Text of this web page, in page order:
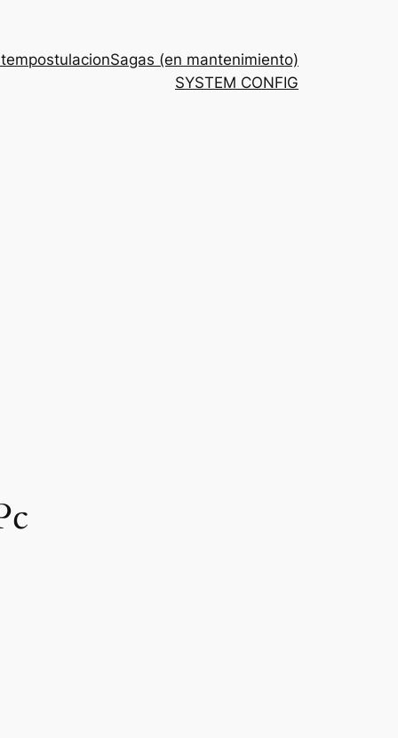
postulacionSagas (en mantenimiento)
SYSTEM CONFIG